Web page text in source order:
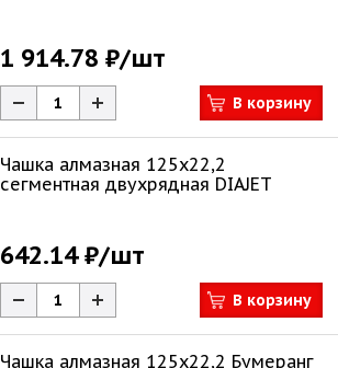
1 914.78 ₽/шт
В корзину
Чашка алмазная 125х22,2
сегментная двухрядная DIAJET
642.14 ₽/шт
В корзину
Чашка алмазная 125х22,2 Бумеранг